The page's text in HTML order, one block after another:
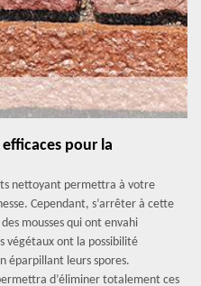
pour la
nettoyant permettra à votre
Cependant, s’arrêter à cette
mousses qui ont envahi
végétaux ont la possibilité
éparpillant leurs spores.
d’éliminer totalement ces